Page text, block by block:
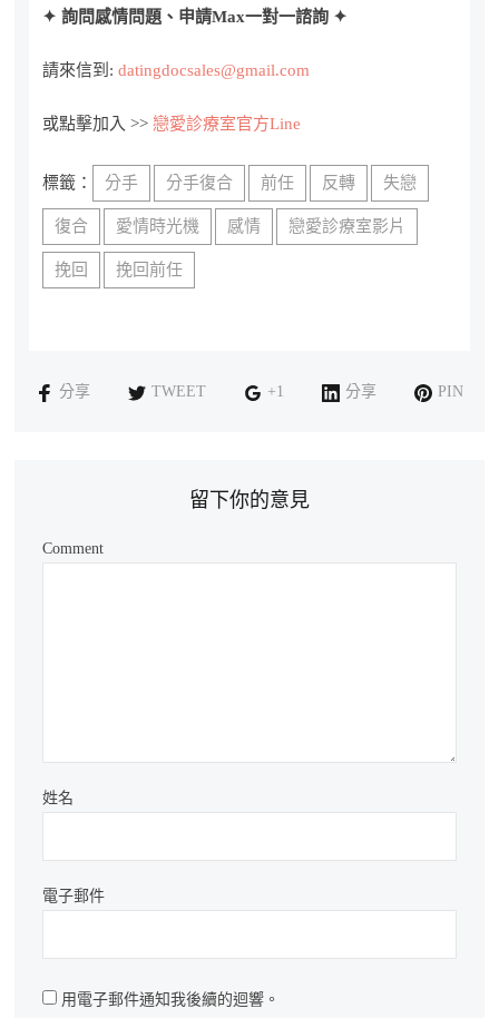
✦ 詢問感情問題、申請Max一對一諮詢 ✦
請來信到:datingdocsales@gmail.com
或點擊加入 >>戀愛診療室官方Line
標籤： 分手 分手復合 前任 反轉 失戀
復合 愛情時光機 感情 戀愛診療室影片
挽回 挽回前任
分享 TWEET +1 分享 PIN
留下你的意見
Comment
姓名
電子郵件
用電子郵件通知我後續的迴響。